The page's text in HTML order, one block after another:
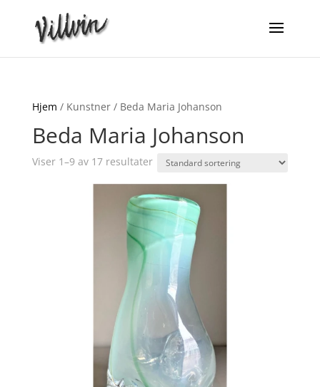
Hjem / Kunstner / Beda Maria Johanson
Beda Maria Johanson
Viser 1–9 av 17 resultater